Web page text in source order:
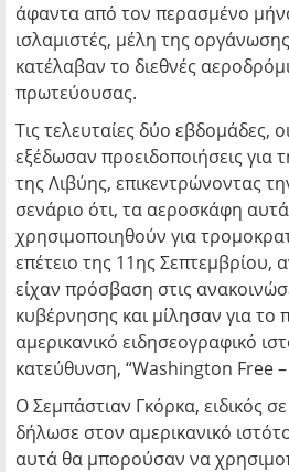
άφαντα από τον περασμένο
ισλαμιστές, μέλη της
κατέλαβαν το διεθνές
πρωτεύουσας.
Τις τελευταίες δύο εβδομάδες,
εξέδωσαν προειδοποιήσεις για
της Λιβύης, επικεντρώνοντας
σενάριο ότι, τα αεροσκάφη
χρησιμοποιηθούν για
επέτειο της 11ης Σεπτεμβρίου,
είχαν πρόσβαση στις
κυβέρνησης και μίλησαν για το
αμερικανικό ειδησεογραφικό
κατεύθυνση, “Washington Free
O Σεμπάστιαν Γκόρκα, ειδικός
δήλωσε στον αμερικανικό
αυτά θα μπορούσαν να